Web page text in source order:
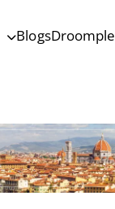
Blogs